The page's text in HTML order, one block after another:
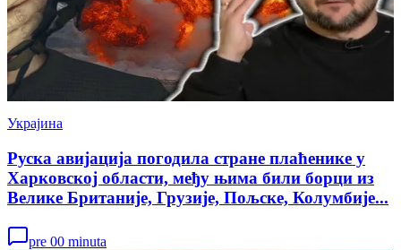
Украјина
Руска авијација погодила стране плаћенике у
Харковској области, међу њима били борци из
Велике Британије, Грузије, Пољске, Колумбије...
pre 00 minuta